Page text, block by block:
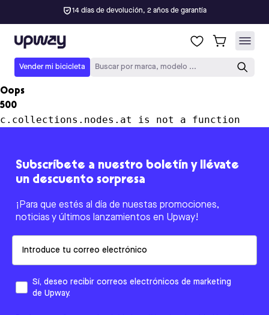
14 días de devolución, 2 años de garantía
Upway
Vender mi bicicleta Buscar por marca, modelo ...
Oops
500
c.collections.nodes.at is not a function
Subscríbete a nuestro boletín y llévate
un descuento sorpresa
¡Para que estés al día de nuestas promociones,
noticias y últimos lanzamientos en Upway!
Sí, deseo recibir correos electrónicos de marketing
de Upway.